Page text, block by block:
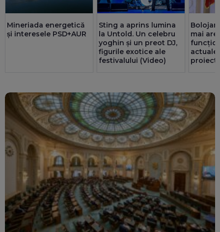
Mineriada energetică
și interesele PSD+AUR
Sting a aprins lumina
la Untold. Un celebru
yoghin și un preot DJ,
figurile exotice ale
festivalului (Video)
mai are
proiect
energie
MW